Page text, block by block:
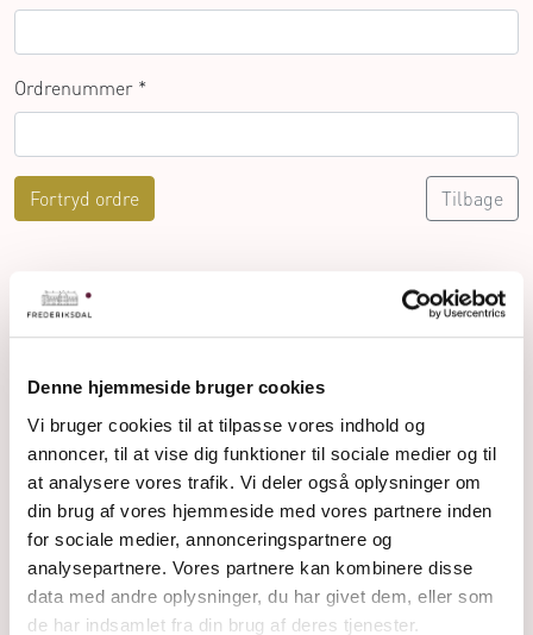
Denne hjemmeside bruger cookies
Vi bruger cookies til at tilpasse vores indhold og
annoncer, til at vise dig funktioner til sociale medier og til
at analysere vores trafik. Vi deler også oplysninger om
din brug af vores hjemmeside med vores partnere inden
for sociale medier, annonceringspartnere og
analysepartnere. Vores partnere kan kombinere disse
data med andre oplysninger, du har givet dem, eller som
de har indsamlet fra din brug af deres tjenester.
Ordrenummer *
Fortryd ordre Tilbage
Frederiksdal Kirsebærvin A/S Frederiksdalsvej 30, 4912
Harpelunde
+45 54 90 11 11 - normal telefontid hverdage 8-16